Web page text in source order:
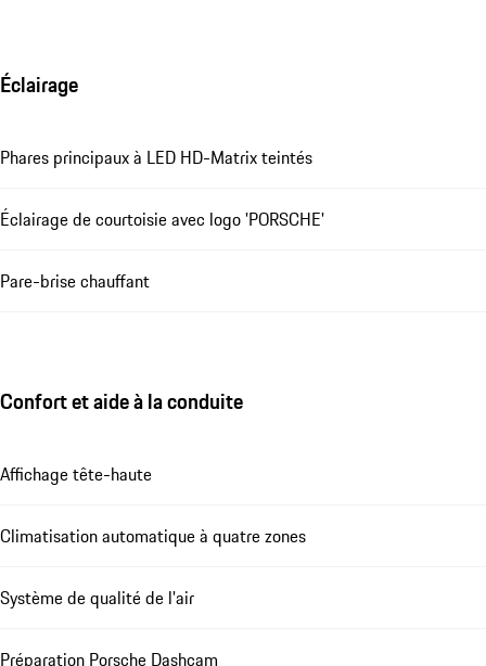
Éclairage
Phares principaux à LED HD-Matrix teintés
Éclairage de courtoisie avec logo 'PORSCHE'
Pare-brise chauffant
Confort et aide à la conduite
Affichage tête-haute
Climatisation automatique à quatre zones
Système de qualité de l'air
Préparation Porsche Dashcam